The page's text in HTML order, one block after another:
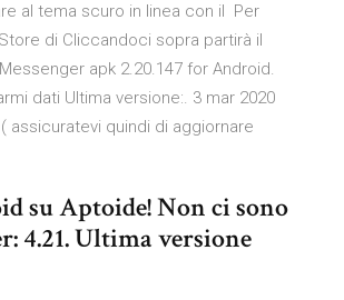
al tema scuro in linea con il Per
di Cliccandoci sopra partirà il
apk 2.20.147 for Android.
dati Ultima versione:. 3 mar 2020
assicuratevi quindi di aggiornare
su Aptoide! Non ci sono
4.21. Ultima versione